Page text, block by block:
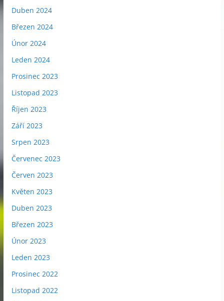
Duben 2024
Březen 2024
Únor 2024
Leden 2024
Prosinec 2023
Listopad 2023
Říjen 2023
Září 2023
Srpen 2023
Červenec 2023
Červen 2023
Květen 2023
Duben 2023
Březen 2023
Únor 2023
Leden 2023
Prosinec 2022
Listopad 2022